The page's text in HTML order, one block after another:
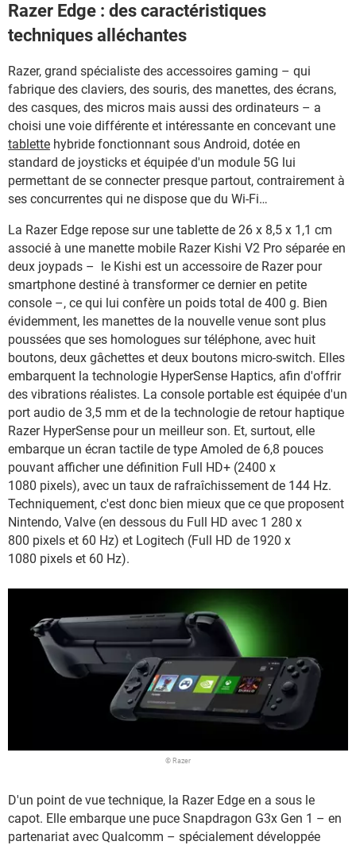
Razer Edge : des caractéristiques
techniques alléchantes
Razer, grand spécialiste des accessoires gaming – qui
fabrique des claviers, des souris, des manettes, des écrans,
des casques, des micros mais aussi des ordinateurs – a
choisi une voie différente et intéressante en concevant une
tablette hybride fonctionnant sous Android, dotée en
standard de joysticks et équipée d'un module 5G lui
permettant de se connecter presque partout, contrairement à
ses concurrentes qui ne dispose que du Wi-Fi…
La Razer Edge repose sur une tablette de 26 x 8,5 x 1,1 cm
associé à une manette mobile Razer Kishi V2 Pro séparée en
deux joypads – le Kishi est un accessoire de Razer pour
smartphone destiné à transformer ce dernier en petite
console –, ce qui lui confère un poids total de 400 g. Bien
évidemment, les manettes de la nouvelle venue sont plus
poussées que ses homologues sur téléphone, avec huit
boutons, deux gâchettes et deux boutons micro-switch. Elles
embarquent la technologie HyperSense Haptics, afin d'offrir
des vibrations réalistes. La console portable est équipée d'un
port audio de 3,5 mm et de la technologie de retour haptique
Razer HyperSense pour un meilleur son. Et, surtout, elle
embarque un écran tactile de type Amoled de 6,8 pouces
pouvant afficher une définition Full HD+ (2400 x
1080 pixels), avec un taux de rafraîchissement de 144 Hz.
Techniquement, c'est donc bien mieux que ce que proposent
Nintendo, Valve (en dessous du Full HD avec 1 280 x
800 pixels et 60 Hz) et Logitech (Full HD de 1920 x
1080 pixels et 60 Hz).
© Razer
D'un point de vue technique, la Razer Edge en a sous le
capot. Elle embarque une puce Snapdragon G3x Gen 1 – en
partenariat avec Qualcomm – spécialement développée